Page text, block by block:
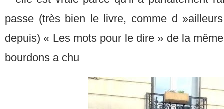
passe (très bien le livre, comme d
depuis) « Les mots pour le dire » de la
bourdons a chu